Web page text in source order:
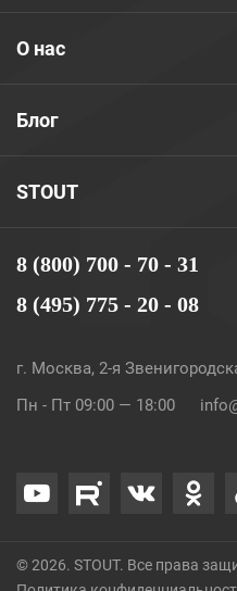
8 (800) 700 - 70 - 31
8 (495) 775 - 20 - 08
г. Москва, 2-я
Пн - Пт 09:00 — 18:00
STOUT
Блог
О нас
© 2026. STOUT. Все права